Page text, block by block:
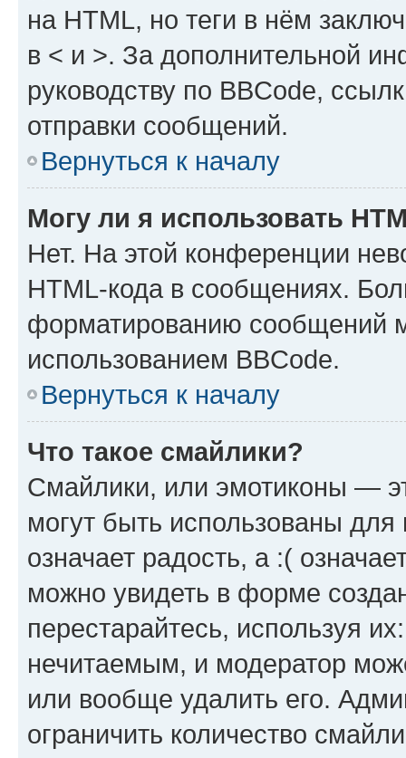
на HTML, но теги в нём
в < и >. За дополнительной
руководству по BBCode,
отправки сообщений.
Вернуться к началу
Могу ли я использовать
Нет. На этой конференции
HTML-кода в сообщениях.
форматированию сообщений
использованием BBCode.
Вернуться к началу
Что такое смайлики?
Смайлики, или эмотиконы —
могут быть использованы
означает радость, а :(
можно увидеть в форме
перестарайтесь, используя
нечитаемым, и модератор
или вообще удалить его.
ограничить количество